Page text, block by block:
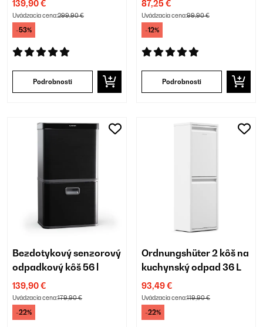
139,90 €
Uvádzacia cena:299,90 €
-53%
Podrobnosti
87,25 €
Uvádzacia cena:99,90 €
-12%
Podrobnosti
Bezdotykový senzorový
odpadkový kôš 56 l
139,90 €
Uvádzacia cena:179,90 €
-22%
Ordnungshüter 2 kôš na
kuchynský odpad 36 L
93,49 €
Uvádzacia cena:119,90 €
-22%